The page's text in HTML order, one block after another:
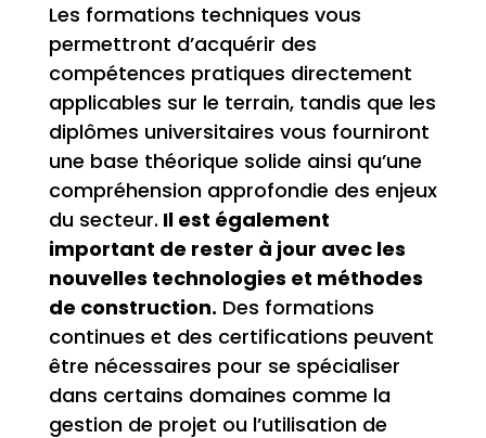
Les formations techniques vous
permettront d’acquérir des
compétences pratiques directement
applicables sur le terrain, tandis que les
diplômes universitaires vous fourniront
une base théorique solide ainsi qu’une
compréhension approfondie des enjeux
du secteur. Il est également
important de rester à jour avec les
nouvelles technologies et méthodes
de construction. Des formations
continues et des certifications peuvent
être nécessaires pour se spécialiser
dans certains domaines comme la
gestion de projet ou l’utilisation de